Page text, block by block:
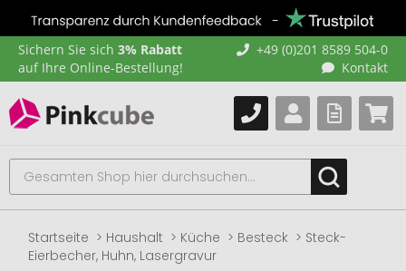
Sichern Sie sich 3% Rabatt
auf Ihre Online-Bestellung!
+49 (0)201 8589 504-0
Kontakt
Startseite Haushalt Küche Besteck
Steck-
Eierbecher, Huhn, Lasergravur